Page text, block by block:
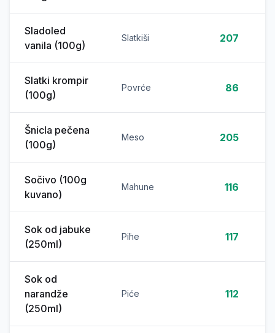
Sladoled
vanila (100g)
Slatkiši 207
Slatki krompir
(100g)
Povrće 86
Šnicla pečena
(100g)
Meso 205
Sočivo (100g
kuvano)
Mahune 116
Sok od jabuke
(250ml)
Piће 117
Sok od
narandže
(250ml)
Piće 112